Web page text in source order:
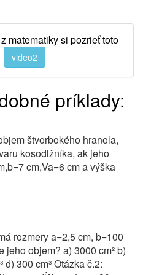
matematiky si pozrieť toto
video2
príklady:
štvorbokého hranola,
kosodlžníka, ak jeho
cm,Va=6 cm a výška
rozmery a=2,5 cm, b=100
jeho objem? a) 3000 cm² b)
d) 300 cm³ Otázka č.2: